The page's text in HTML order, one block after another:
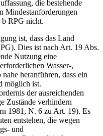
die bestehende
Mindestanforderungen
RPG nicht.
ist, dass das Land
Dies ist nach Art. 19 Abs.
Nutzung eine
Wasser-,
heranführen, dass ein
möglich ist.
der ausreichenden
Zustände verhindern
1981, N. 6 zu Art. 19). Es
entstehen, die wegen
und